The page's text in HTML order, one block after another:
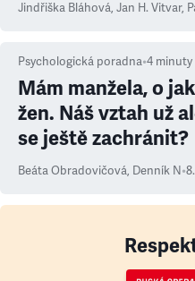
Jindřiška Bláhová, Jan H. Vitvar,
Psychologická poradna•4 minuty
Mám manžela, o
žen. Náš vztah už
se ještě zachránit?
Beáta Obradovičová, Denník N•